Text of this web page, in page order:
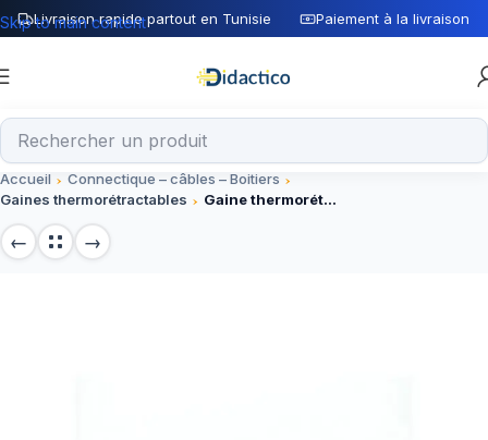
Livraison rapide partout en Tunisie Paiement à la livraison
Skip to main content
Accueil
Connectique – câbles – Boitiers
Gaines thermorétractables
Gaine thermorétractable DRS-2M pour isolation électrique et protection câbles